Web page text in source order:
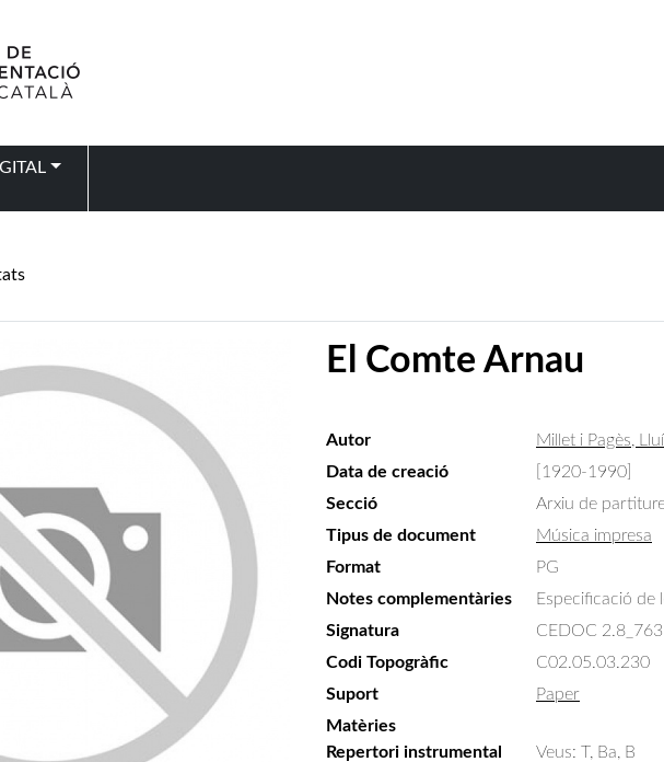
El Comte Arnau
Autor
Millet i Pagès,
Data de creació
[1920-1990]
Secció
Arxiu de
Tipus de document
Música impresa
Format
PG
Notes complementàries
Especificació de
Signatura
CEDOC
Codi Topogràfic
C02.05.03.230
Suport
Paper
Matèries
Repertori instrumental
Veus: T, Ba, B